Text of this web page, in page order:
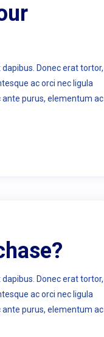
Donec erat tortor,
ac orci nec ligula
ante purus, elementum ac
Donec erat tortor,
ac orci nec ligula
ante purus, elementum ac